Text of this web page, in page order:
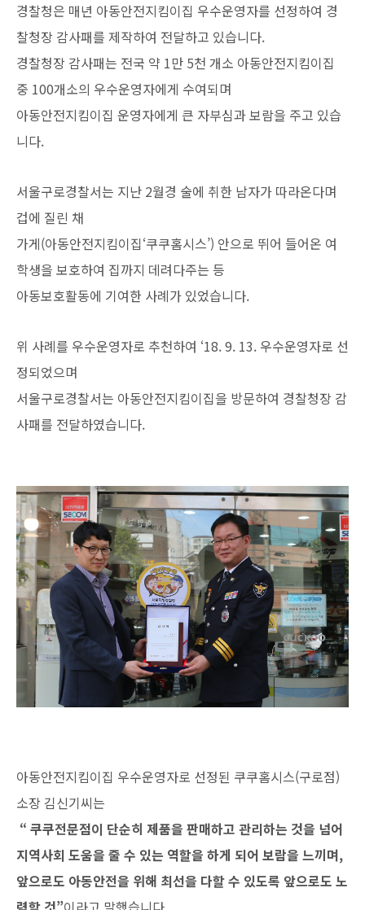
경찰청은 매년 아동안전지킴이집 우수운영자를 선정하여 경
찰청장 감사패를 제작하여 전달하고 있습니다.
경찰청장 감사패는 전국 약 1만 5천 개소 아동안전지킴이집
중 100개소의 우수운영자에게 수여되며
아동안전지킴이집 운영자에게 큰 자부심과 보람을 주고 있습
니다.
서울구로경찰서는 지난 2월경 술에 취한 남자가 따라온다며
겁에 질린 채
가게(아동안전지킴이집‘쿠쿠홈시스’) 안으로 뛰어 들어온 여
학생을 보호하여 집까지 데려다주는 등
아동보호활동에 기여한 사례가 있었습니다.
위 사례를 우수운영자로 추천하여 ‘18. 9. 13. 우수운영자로 선
정되었으며
서울구로경찰서는 아동안전지킴이집을 방문하여 경찰청장 감
사패를 전달하였습니다.
아동안전지킴이집 우수운영자로 선정된 쿠쿠홈시스(구로점)
소장 김신기씨는
“ 쿠쿠전문점이 단순히 제품을 판매하고 관리하는 것을 넘어
지역사회 도움을 줄 수 있는 역할을 하게 되어 보람을 느끼며,
앞으로도 아동안전을 위해 최선을 다할 수 있도록 앞으로도 노